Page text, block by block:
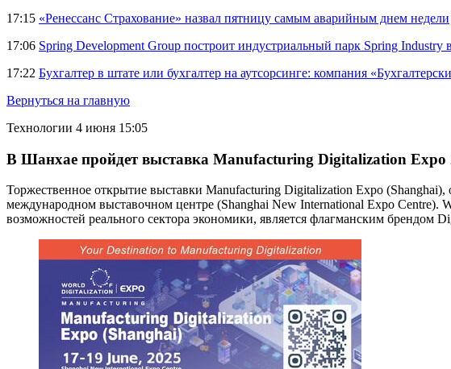
17:15 «Ренессанс Страхование» назвал пятницу самым аварийным днем недели
17:06 Spring Development Group построит индустриальный парк Spring
17:22 Бухгалтер в штате или бухгалтер на аутсорсинге: компания
Вернуться на главную
Технологии 4 июня 15:05
В Шанхае пройдет выставка Manufacturing Digitalization Expo
Торжественное открытие выставки Manufacturing Digitalization Expo
международном выставочном центре (Shanghai New International Expo
возможностей реального сектора экономики, является флагманским брендом